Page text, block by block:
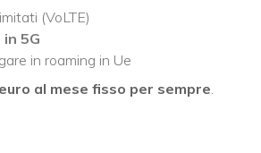
(VoLTE)
in 5G
in roaming in Ue
al mese fisso per sempre.